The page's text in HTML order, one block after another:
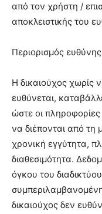
από τον χρήστη /
αποκλειστικής του
Περιορισμός
Η δικαιούχος χωρίς
ευθύνεται,
ώστε οι
να διέπονται από τη
χρονική εγγύτητα,
διαθεσιμότητα.
όγκου του
δικαιούχος δεν